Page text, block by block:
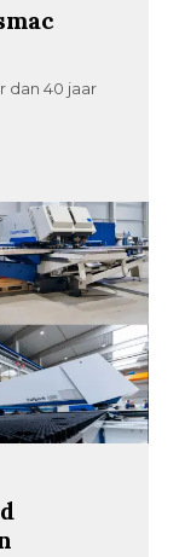
dan 40 jaar